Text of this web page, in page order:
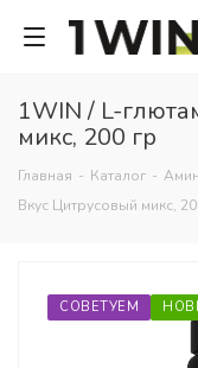
1WIN / L-
микс, 200 гр
Главная - Каталог -
Вкус Цитрусовый микс,
СОВЕТУЕМ